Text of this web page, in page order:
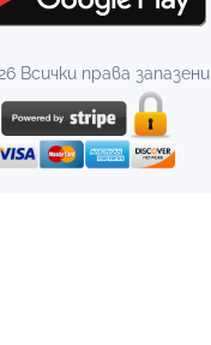
Всички права запазени